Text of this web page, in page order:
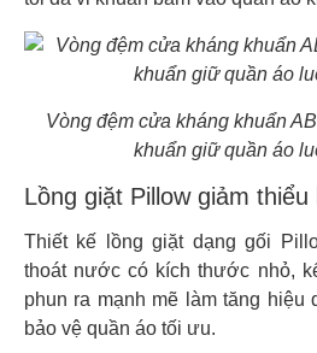
Vòng đệm cửa kháng khuẩn
khuẩn giữ quần áo
Lồng giặt Pillow giảm
Thiết kế lồng giặt dạng gối
thoát nước có kích thước nhỏ,
phun ra mạnh mẽ làm tăng hiệu
bảo vệ quần áo tối ưu.